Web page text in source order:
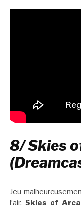
8/ Skies
Jeu
l’air, Skies of